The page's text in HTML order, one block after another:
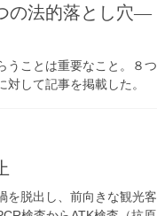
の法的落とし穴―
うことは重要なこと。８つ
して記事を掲載した。
を脱出し、前向きな観光客